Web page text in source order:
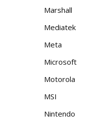
Marshall
Mediatek
Meta
Microsoft
Motorola
MSI
Nintendo